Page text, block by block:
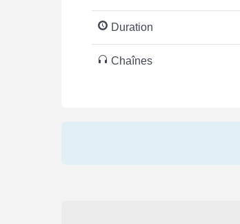
Duration
Chaînes